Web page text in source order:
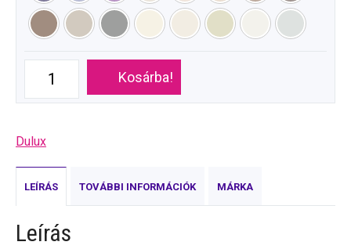
Kosárba!
Dulux
LEÍRÁS TOVÁBBI INFORMÁCIÓK MÁRKA
Leírás